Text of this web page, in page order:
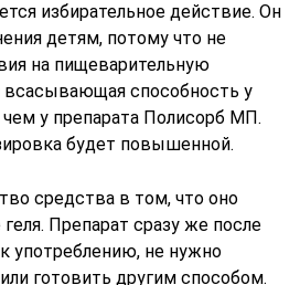
избирательное действие. Он
детям, потому что не
на пищеварительную
всасывающая способность у
чем у препарата Полисорб МП.
будет повышенной.
средства в том, что оно
Препарат сразу же после
употреблению, не нужно
готовить другим способом.